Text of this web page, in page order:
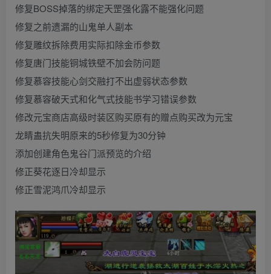
修复BOSS掉落的绑定天罡强化露不能强化问题
修复之前遗漏的山鬼单人副本
修复雕纹拆除费用实际扣除金币参数
修复唐门技能铜城铁壁不加会防问题
修复慕容技能心剑交融打不出虚弱状态参数
修复慕容破天式和化气式技能书学习错误参数
修改元宝商店高级时装区购买原有的赠点购买改为元宝
龙睛蛊抗失明原来的5秒修复为30分钟
添加创建角色鬼谷门派预览的介绍
修正葵花逐日冷却显示
修正雪泥鸿爪冷却显示